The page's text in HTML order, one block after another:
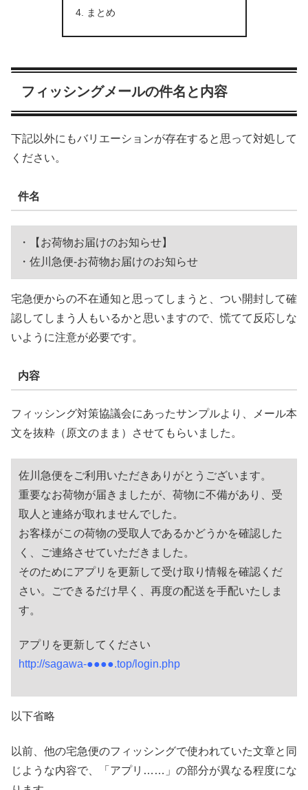
まとめ
フィッシングメールの件名と内容
下記以外にもバリエーションが存在すると思って対処して
ください。
件名
・【お荷物お届けのお知らせ】
・佐川急便-お荷物お届けのお知らせ
宅急便からの不在通知と思ってしまうと、つい開封して確
認してしまう人もいるかと思いますので、慌てて反応しな
いように注意が必要です。
内容
フィッシング対策協議会にあったサンプルより、メール本
文を抜粋（原文のまま）させてもらいました。
佐川急便をご利用いただきありがとうございます。
重要なお荷物が届きましたが、荷物に不備があり、受
取人と連絡が取れませんでした。
お客様がこの荷物の受取人であるかどうかを確認した
く、ご連絡させていただきました。
そのためにアプリを更新して受け取り情報を確認くだ
さい。ごできるだけ早く、再度の配送を手配いたしま
す。
アプリを更新してください
http://sagawa-●●●●.top/login.php
以下省略
以前、他の宅急便のフィッシングで使われていた文章と同
じような内容で、「アプリ……」の部分が異なる程度にな